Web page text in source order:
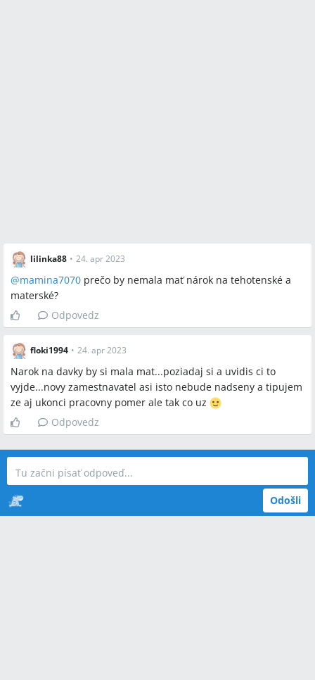
lilinka88 • 24. apr 2023
@mamina7070 prečo by nemala mať nárok na tehotenské a
materské?
Odpovedz
floki1994 • 24. apr 2023
Narok na davky by si mala mat...poziadaj si a uvidis ci to
vyjde...novy zamestnavatel asi isto nebude nadseny a tipujem
ze aj ukonci pracovny pomer ale tak co uz
Odpovedz
Odošli